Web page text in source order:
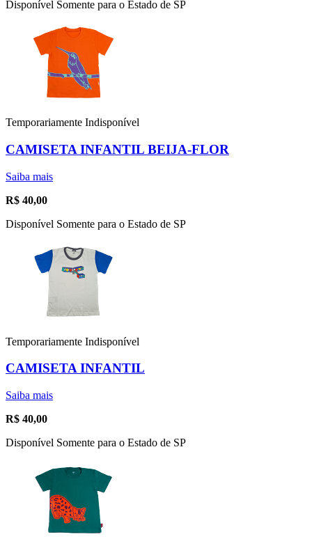
Disponível Somente para o Estado de SP
Temporariamente Indisponível
CAMISETA INFANTIL BEIJA-FLOR
Saiba mais
R$ 40,00
Disponível Somente para o Estado de SP
Temporariamente Indisponível
CAMISETA INFANTIL
Saiba mais
R$ 40,00
Disponível Somente para o Estado de SP